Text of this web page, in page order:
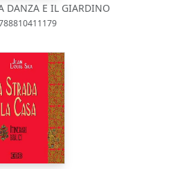
DANZA E IL GIARDINO